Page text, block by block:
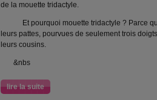
de la mouette tridactyle.
Et pourquoi mouette tridactyle ? Parce
leurs pattes, pourvues de seulement trois
leurs cousins.
&nbs
lire la suite